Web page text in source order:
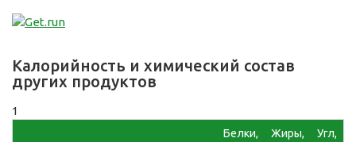
Калорийность и химический состав
других продуктов
1
Белки,
Жиры,
Угл,